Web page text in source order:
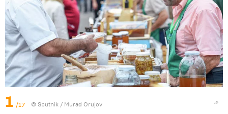
1 /17 © Sputnik / Murad Orujov